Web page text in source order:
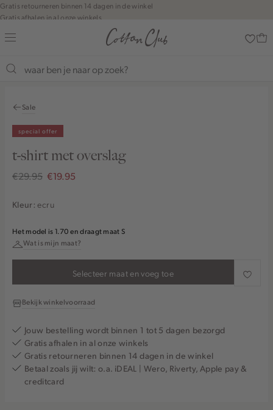
Navigeer
direct naar
de
hoofdinhoud
zoekbalk
naar de
Gratis retourneren binnen 14 dagen in de winkel
Gratis afhalen in al onze winkels
Jouw bestelling wordt binnen 1 tot 5 dagen bezorgd
Betaal zoals jij wilt: o.a. iDEAL | Wero, Riverty, Apple pay & creditcard
Sale
special offer
t-shirt met overslag
€29.95 €19.95
Kleur:ecru
Het model is 1.70 en draagt maat S
Wat is mijn maat?
Selecteer maat en voeg toe
Bekijk winkelvoorraad
Jouw bestelling wordt binnen 1 tot 5 dagen bezorgd
Gratis afhalen in al onze winkels
Gratis retourneren binnen 14 dagen in de winkel
Betaal zoals jij wilt: o.a. iDEAL | Wero, Riverty, Apple pay &
creditcard